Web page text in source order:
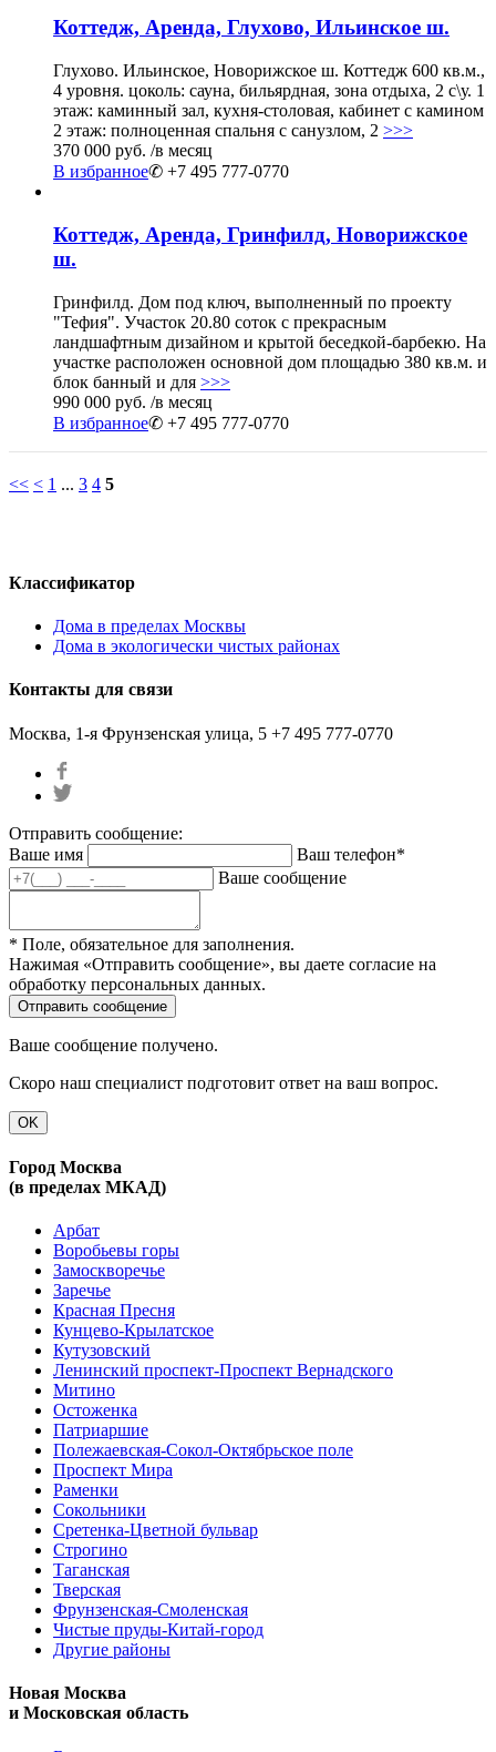
Коттедж, Аренда, Глухово, Ильинское ш.
Глухово. Ильинское, Новорижское ш. Коттедж 600 кв.м.,
4 уровня. цоколь: сауна, бильярдная, зона отдыха, 2 с\у. 1
этаж: каминный зал, кухня-столовая, кабинет с камином
2 этаж: полноценная спальня с санузлом, 2 >>>
370 000 руб. /в месяц
В избранное✆ +7 495 777-0770
Коттедж, Аренда, Гринфилд, Новорижское
ш.
Гринфилд. Дом под ключ, выполненный по проекту
"Тефия". Участок 20.80 соток с прекрасным
ландшафтным дизайном и крытой беседкой-барбекю. На
участке расположен основной дом площадью 380 кв.м. и
блок банный и для >>>
990 000 руб. /в месяц
В избранное✆ +7 495 777-0770
<< < 1 ... 3 4 5
Классификатор
Дома в пределах Москвы
Дома в экологически чистых районах
Контакты для связи
Москва, 1-я Фрунзенская улица, 5 +7 495 777-0770
Отправить сообщение:
Ваше имя
Ваш телефон*
Ваше сообщение
* Поле, обязательное для заполнения.
Нажимая «Отправить сообщение», вы даете согласие на
обработку персональных данных.
Ваше сообщение получено.
Скоро наш специалист подготовит ответ на ваш вопрос.
OK
Город Москва
(в пределах МКАД)
Арбат
Воробьевы горы
Замоскворечье
Заречье
Красная Пресня
Кунцево-Крылатское
Кутузовский
Ленинский проспект-Проспект Вернадского
Митино
Остоженка
Патриаршие
Полежаевская-Сокол-Октябрьское поле
Проспект Мира
Раменки
Сокольники
Сретенка-Цветной бульвар
Строгино
Таганская
Тверская
Фрунзенская-Смоленская
Чистые пруды-Китай-город
Другие районы
Новая Москва
и Московская область